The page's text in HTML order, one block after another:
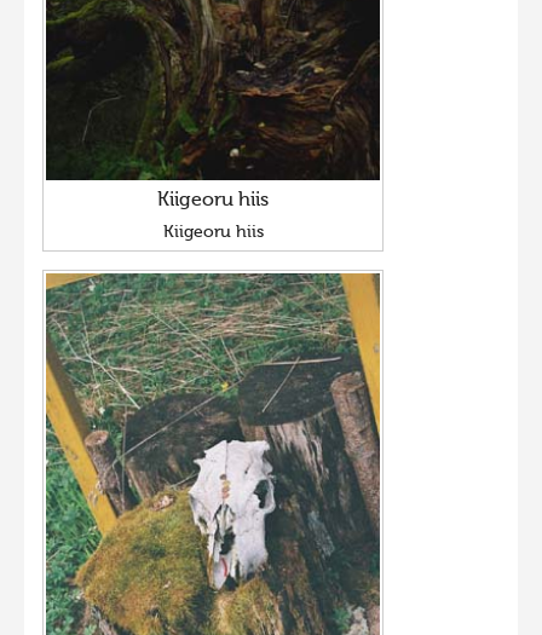
Hiite kuvavõistlus 2011
Hiite kuvavõistlus 2010
Hiite kuvavõistlus 2009
Hiite kuvavõistlus 2008
Kiigeoru hiis
Kiigeoru hiis